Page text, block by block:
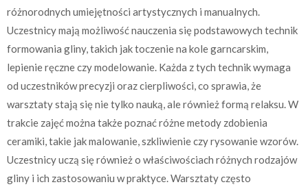
różnorodnych umiejętności artystycznych i manualnych.
Uczestnicy mają możliwość nauczenia się podstawowych technik
formowania gliny, takich jak toczenie na kole garncarskim,
lepienie ręczne czy modelowanie. Każda z tych technik wymaga
od uczestników precyzji oraz cierpliwości, co sprawia, że
warsztaty stają się nie tylko nauką, ale również formą relaksu. W
trakcie zajęć można także poznać różne metody zdobienia
ceramiki, takie jak malowanie, szkliwienie czy rysowanie wzorów.
Uczestnicy uczą się również o właściwościach różnych rodzajów
gliny i ich zastosowaniu w praktyce. Warsztaty często